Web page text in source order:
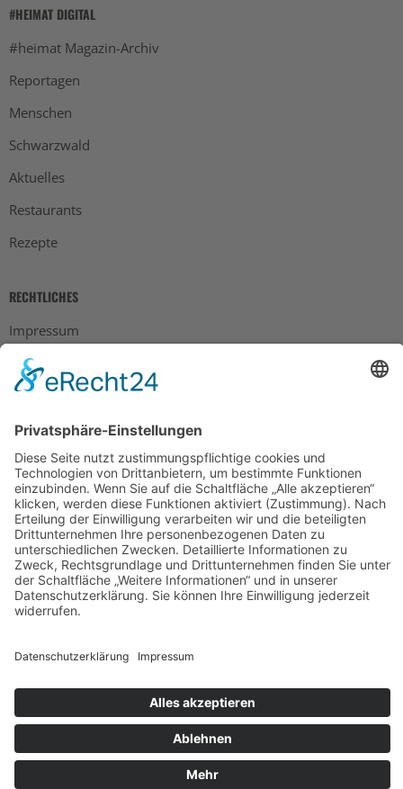
#HEIMAT DIGITAL
#heimat Magazin-Archiv
Reportagen
Menschen
Schwarzwald
Aktuelles
Restaurants
Rezepte
RECHTLICHES
Impressum
Datenschutz
AGB
Widerrufsbelehrung
Bankdaten
© 2026 Tietge GmbH, Wilhelmstraße 31, 77654 Offenburg – Alle Rechte
vorbehalten. *Preisangaben inkl. gesetzl. MwSt. und zzgl.
Versandkosten.